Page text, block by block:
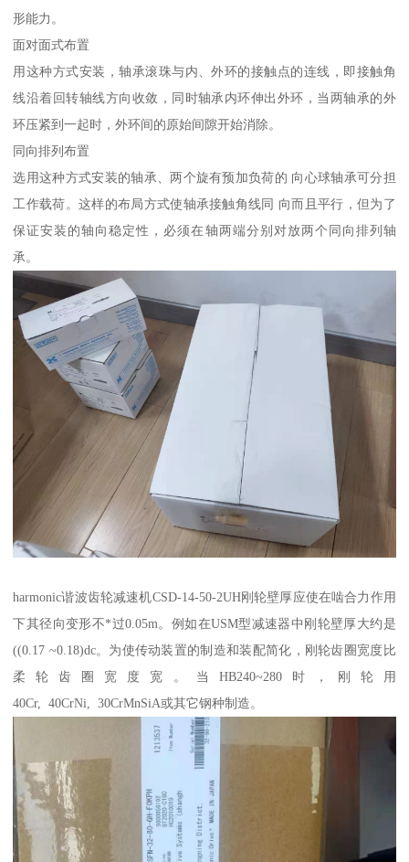
形能力。
面对面式布置
用这种方式安装，轴承滚珠与内、外环的接触点的连线，即接触角
线沿着回转轴线方向收敛，同时轴承内环伸出外环，当两轴承的外
环压紧到一起时，外环间的原始间隙开始消除。
同向排列布置
选用这种方式安装的轴承、两个旋有预加负荷的 向心球轴承可分担
工作载荷。这样的布局方式使轴承接触角线同 向而且平行，但为了
保证安装的轴向稳定性，必须在轴两端分别对放两个同向排列轴
承。
harmonic谐波齿轮减速机CSD-14-50-2UH刚轮壁厚应使在啮合力作用
下其径向变形不*过0.05m。例如在USM型减速器中刚轮壁厚大约是
((0.17 ~0.18)dc。为使传动装置的制造和装配简化，刚轮齿圈宽度比
柔轮齿圈宽度宽。当HB240~280时，刚轮用
40Cr, 40CrNi, 30CrMnSiA或其它钢种制造。